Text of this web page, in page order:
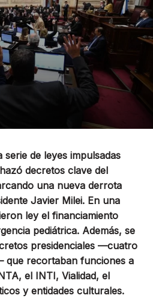
de leyes impulsadas
decretos clave del
una nueva derrota
Javier Milei. En una
ley el financiamiento
pediátrica. Además, se
presidenciales —cuatro
que recortaban funciones a
el INTI, Vialidad, el
y entidades culturales.